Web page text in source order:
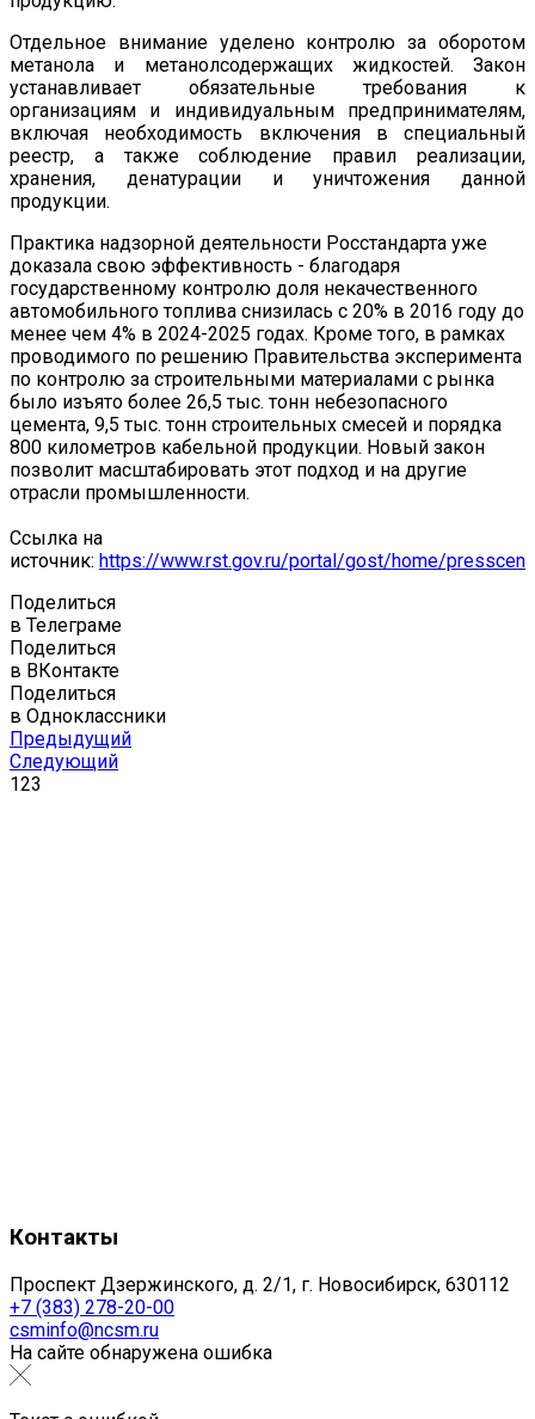
Отдельное внимание уделено контролю за оборотом
метанола и метанолсодержащих жидкостей. Закон
устанавливает обязательные требования к
организациям и индивидуальным предпринимателям,
включая необходимость включения в специальный
реестр, а также соблюдение правил реализации,
хранения, денатурации и уничтожения данной
продукции.
Практика надзорной деятельности Росстандарта уже
доказала свою эффективность - благодаря
государственному контролю доля некачественного
автомобильного топлива снизилась с 20% в 2016 году до
менее чем 4% в 2024-2025 годах. Кроме того, в рамках
проводимого по решению Правительства эксперимента
по контролю за строительными материалами с рынка
было изъято более 26,5 тыс. тонн небезопасного
цемента, 9,5 тыс. тонн строительных смесей и порядка
800 километров кабельной продукции. Новый закон
позволит масштабировать этот подход и на другие
отрасли промышленности.
Ссылка на
источник: https://www.rst.gov.ru/portal/gost/home/
Поделиться
в Телеграме
Поделиться
в ВКонтакте
Поделиться
в Одноклассники
Предыдущий
Следующий
123
Контакты
Проспект Дзержинского, д. 2/1, г. Новосибирск, 630112
+7 (383) 278-20-00
csminfo@ncsm.ru
На сайте обнаружена ошибка